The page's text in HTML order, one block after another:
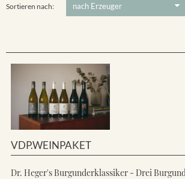
Sortieren nach:
VDP.WEINPAKET
Dr. Heger's Burgunderklassiker - Drei